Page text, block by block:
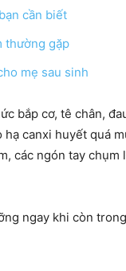
cần biết
thường gặp
mẹ sau sinh
bắp cơ, tê chân,
canxi huyết quá
các ngón tay chụm
ngay khi còn